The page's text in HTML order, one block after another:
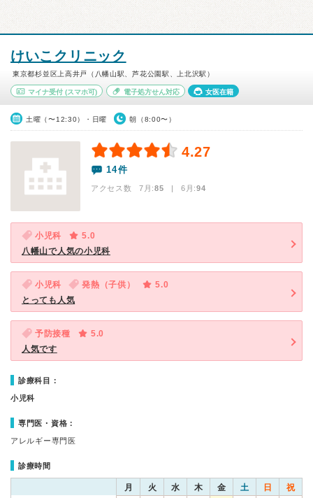
けいこクリニック
東京都杉並区上高井戸（八幡山駅、芦花公園駅、上北沢駅）
マイナ受付 (スマホ可) 電子処方せん対応 女医在籍
土曜（〜12:30）・日曜 朝（8:00〜）
4.27
14件
アクセス数 7月:85 | 6月:94
小児科
5.0
八幡山で人気の小児科
小児科 発熱（子供）
5.0
とっても人気
予防接種
5.0
人気です
診療科目：
小児科
専門医・資格：
アレルギー専門医
診療時間
月 火 水 木 金 土 日 祝